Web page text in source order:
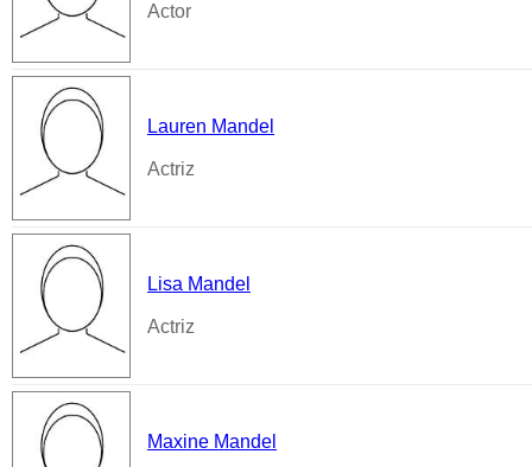
Actor
Lauren Mandel
Actriz
Lisa Mandel
Actriz
Maxine Mandel